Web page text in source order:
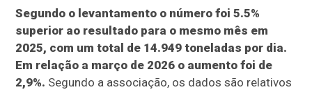
Segundo o levantamento o número foi 5.5%
superior ao resultado para o mesmo mês em
2025, com um total de 14.949 toneladas por dia.
Em relação a março de 2026 o aumento foi de
2,9%. Segundo a associação, os dados são relativos